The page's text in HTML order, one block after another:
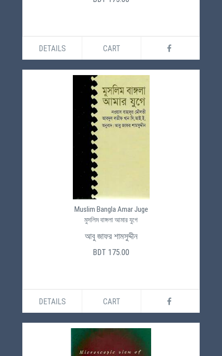
DETAILS CART
Muslim Bangla Amar Juge
মুসলিম বাঙ্গলা আমার যুগে
আবু জাফর শামসুদ্দীন
BDT 175.00
DETAILS CART